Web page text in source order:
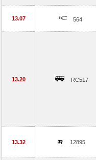
13.07 564
13.20 RC517
13.32 12895